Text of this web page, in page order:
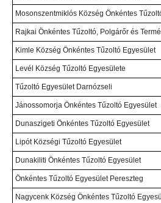
Mosonszentmiklós Község Önkéntes
Rajkai Önkéntes Tűzoltó, Polgárőr és
Kimle Község Önkéntes Tűzoltó Egyesület
Levél Község Tűzoltó Egyesülete
Tűzoltó Egyesület Darnózseli
Jánossomorja Önkéntes Tűzoltó Egyesület
Dunaszigeti Önkéntes Tűzoltó Egyesület
Lipót Községi Tűzoltó Egyesület
Dunakiliti Önkéntes Tűzoltó Egyesület
Önkéntes Tűzoltó Egyesület Pereszteg
Nagycenk Község Önkéntes Tűzoltó